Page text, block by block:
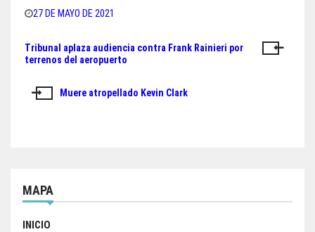
bo
ok
tt ts
A
pp
27 DE MAYO DE 2021
Navegación
entradas
Tribunal aplaza audiencia contra Frank Rainieri por
terrenos del aeropuerto
Muere atropellado Kevin Clark
MAPA
INICIO